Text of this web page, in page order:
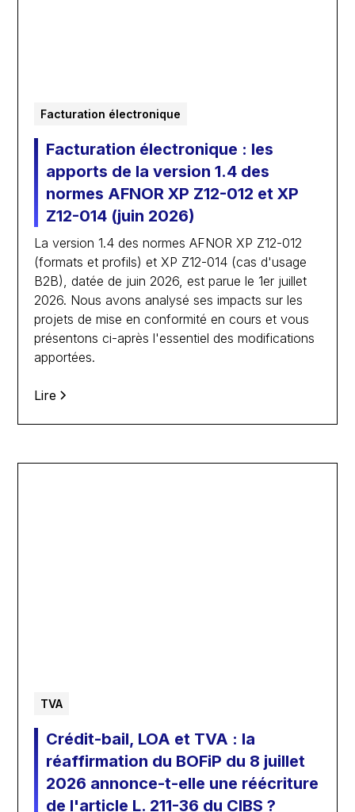
Facturation électronique
Facturation électronique : les
apports de la version 1.4 des
normes AFNOR XP Z12-012 et XP
Z12-014 (juin 2026)
La version 1.4 des normes AFNOR XP Z12-012
(formats et profils) et XP Z12-014 (cas d'usage
B2B), datée de juin 2026, est parue le 1er juillet
2026. Nous avons analysé ses impacts sur les
projets de mise en conformité en cours et vous
présentons ci-après l'essentiel des modifications
apportées.
Lire
TVA
Crédit-bail, LOA et TVA : la
réaffirmation du BOFiP du 8 juillet
2026 annonce-t-elle une réécriture
de l'article L. 211-36 du CIBS ?